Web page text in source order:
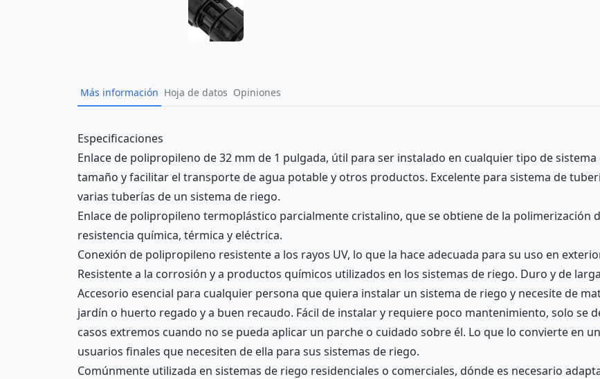
Más información Hoja de datos Opiniones
Description
Especificaciones
Enlace de polipropileno de 32 mm de 1 pulgada, útil para ser instalado en cualquier tipo de
tamaño y facilitar el transporte de agua potable y otros productos. Excelente para sistema de
varias tuberías de un sistema de riego.
Enlace de polipropileno termoplástico parcialmente cristalino, que se obtiene de la polimerización
resistencia química, térmica y eléctrica.
Conexión de polipropileno resistente a los rayos UV, lo que la hace adecuada para su uso en
Resistente a la corrosión y a productos químicos utilizados en los sistemas de riego. Duro y de
Accesorio esencial para cualquier persona que quiera instalar un sistema de riego y necesite de
jardín o huerto regado y a buen recaudo. Fácil de instalar y requiere poco mantenimiento, solo se
casos extremos cuando no se pueda aplicar un parche o cuidado sobre él. Lo que lo convierte en
usuarios finales que necesiten de ella para sus sistemas de riego.
Comúnmente utilizada en sistemas de riego residenciales o comerciales, dónde es necesario